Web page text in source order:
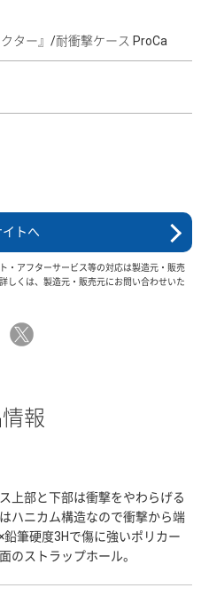
ター』/耐衝撃ケース ProCa
トへ
・アフターサービス等の対応は製造元・販売
しくは、製造元・販売元にお問い合わせいた
報
上部と下部は衝撃をやわらげる
ハニカム構造なので衝撃から端
筆硬度3Hで傷に強いポリカー
のストラップホール。